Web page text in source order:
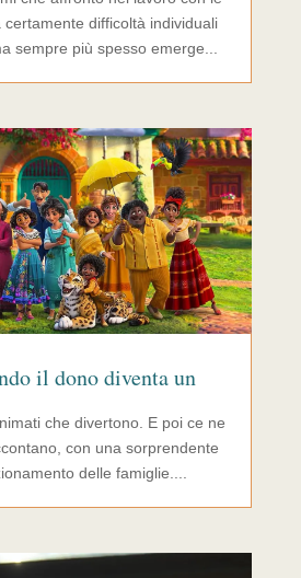
difficoltà individuali
sempre più spesso emerge...
il dono diventa un
che divertono. E poi ce ne
con una sorprendente
delle famiglie....